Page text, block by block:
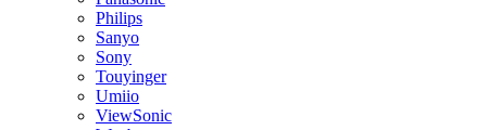
Philips
Sanyo
Sony
Touyinger
Umiio
ViewSonic